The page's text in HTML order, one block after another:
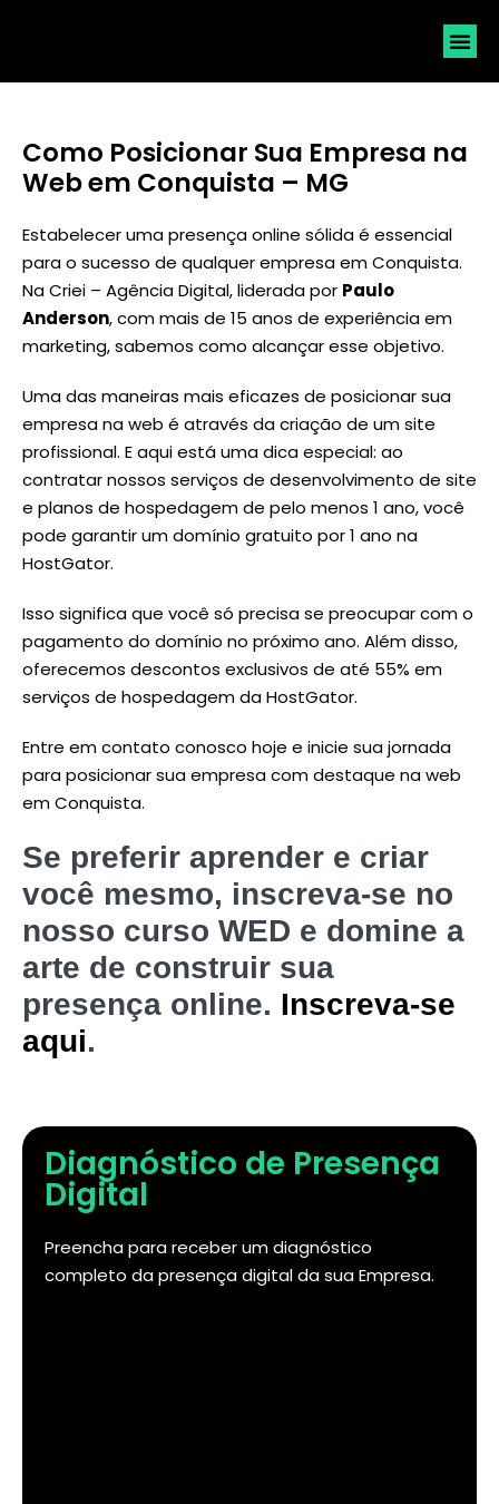
Como Posicionar Sua Empresa na
Web em Conquista – MG
Estabelecer uma presença online sólida é essencial
para o sucesso de qualquer empresa em Conquista.
Na Criei – Agência Digital, liderada por Paulo
Anderson, com mais de 15 anos de experiência em
marketing, sabemos como alcançar esse objetivo.
Uma das maneiras mais eficazes de posicionar sua
empresa na web é através da criação de um site
profissional. E aqui está uma dica especial: ao
contratar nossos serviços de desenvolvimento de site
e planos de hospedagem de pelo menos 1 ano, você
pode garantir um domínio gratuito por 1 ano na
HostGator.
Isso significa que você só precisa se preocupar com o
pagamento do domínio no próximo ano. Além disso,
oferecemos descontos exclusivos de até 55% em
serviços de hospedagem da HostGator.
Entre em contato conosco hoje e inicie sua jornada
para posicionar sua empresa com destaque na web
em Conquista.
Se preferir aprender e criar
você mesmo, inscreva-se no
nosso curso WED e domine a
arte de construir sua
presença online. Inscreva-se
aqui.
Diagnóstico de Presença
Digital
Preencha para receber um diagnóstico
completo da presença digital da sua Empresa.